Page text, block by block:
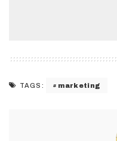
TAGS: marketing